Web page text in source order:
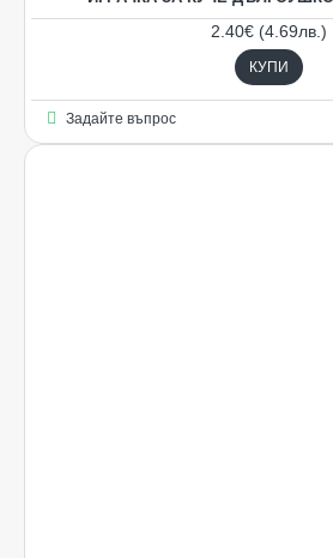
2.40€ (4.69лв.)
КУПИ
Задайте въпрос